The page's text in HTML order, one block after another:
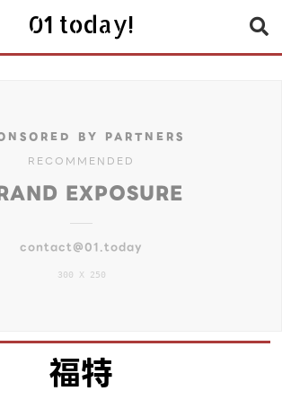
01 today!
BY PARTNERS
RECOMMENDED
EXPOSURE
contact@01.today
300 X 250
福特